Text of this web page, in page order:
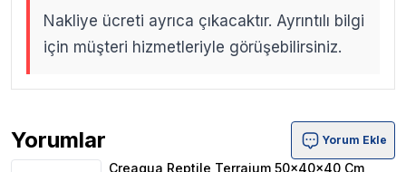
Nakliye ücreti ayrıca çıkacaktır. Ayrıntılı bilgi
için müşteri hizmetleriyle görüşebilirsiniz.
Yorumlar
Creaqua Reptile Terraium 50x40x40 Cm Ürün Yorumları
Yorum Ekle
Creaqua Reptile Terraium 50x40x40 Cm